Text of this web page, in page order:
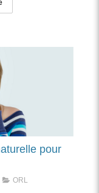
pour
ORL